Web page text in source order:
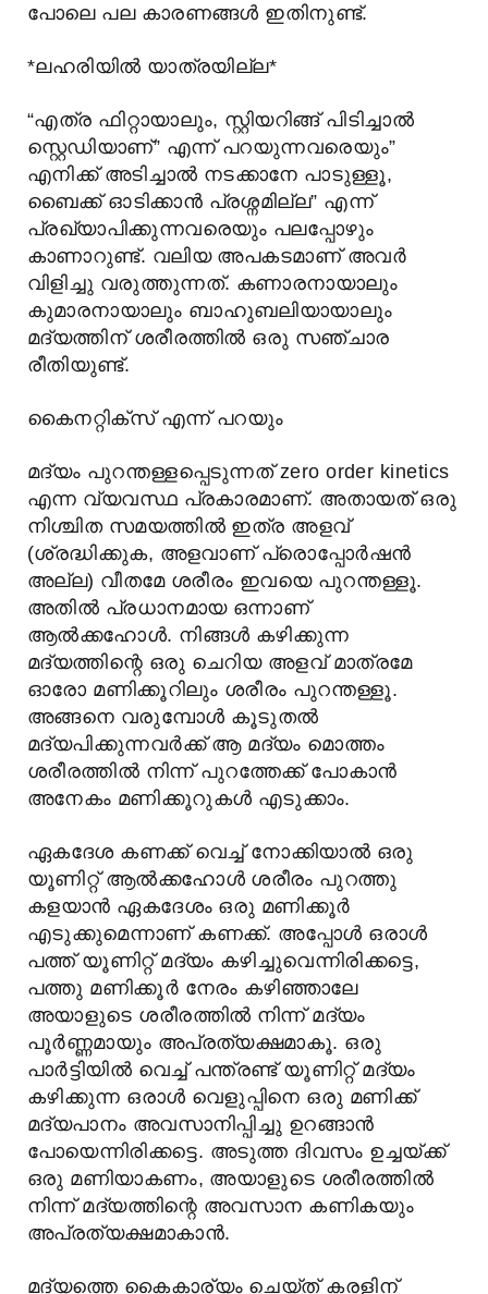
പോലെ പല കാരണങ്ങൾ ഇതിനുണ്ട്.
*ലഹരിയിൽ യാത്രയില്ല*
“എത്ര ഫിറ്റായാലും, സ്റ്റിയറിങ്ങ് പിടിച്ചാൽ
സ്റ്റെഡിയാണ്” എന്ന് പറയുന്നവരെയും”
എനിക്ക് അടിച്ചാൽ നടക്കാനേ പാടുള്ളൂ,
ബൈക്ക് ഓടിക്കാൻ പ്രശ്നമില്ല” എന്ന്
പ്രഖ്യാപിക്കുന്നവരെയും പലപ്പോഴും
കാണാറുണ്ട്. വലിയ അപകടമാണ് അവർ
വിളിച്ചു വരുത്തുന്നത്. കണാരനായാലും
കുമാരനായാലും ബാഹുബലിയായാലും
മദ്യത്തിന് ശരീരത്തിൽ ഒരു സഞ്ചാര
രീതിയുണ്ട്.
കൈനറ്റിക്സ് എന്ന് പറയും
മദ്യം പുറന്തള്ളപ്പെടുന്നത് zero order kinetics
എന്ന വ്യവസ്ഥ പ്രകാരമാണ്. അതായത് ഒരു
നിശ്ചിത സമയത്തിൽ ഇത്ര അളവ്
(ശ്രദ്ധിക്കുക, അളവാണ് പ്രൊപ്പോർഷൻ
അല്ല) വീതമേ ശരീരം ഇവയെ പുറന്തള്ളൂ.
അതിൽ പ്രധാനമായ ഒന്നാണ്
ആൽക്കഹോൾ. നിങ്ങൾ കഴിക്കുന്ന
മദ്യത്തിന്റെ ഒരു ചെറിയ അളവ് മാത്രമേ
ഓരോ മണിക്കൂറിലും ശരീരം പുറന്തള്ളൂ.
അങ്ങനെ വരുമ്പോൾ കൂടുതൽ
മദ്യപിക്കുന്നവർക്ക് ആ മദ്യം മൊത്തം
ശരീരത്തിൽ നിന്ന് പുറത്തേക്ക് പോകാൻ
അനേകം മണിക്കൂറുകൾ എടുക്കാം.
ഏകദേശ കണക്ക് വെച്ച് നോക്കിയാൽ ഒരു
യൂണിറ്റ് ആൽക്കഹോൾ ശരീരം പുറത്തു
കളയാൻ ഏകദേശം ഒരു മണിക്കൂർ
എടുക്കുമെന്നാണ് കണക്ക്. അപ്പോൾ ഒരാൾ
പത്ത് യൂണിറ്റ് മദ്യം കഴിച്ചുവെന്നിരിക്കട്ടെ,
പത്തു മണിക്കൂർ നേരം കഴിഞ്ഞാലേ
അയാളുടെ ശരീരത്തിൽ നിന്ന് മദ്യം
പൂർണ്ണമായും അപ്രത്യക്ഷമാകൂ. ഒരു
പാർട്ടിയിൽ വെച്ച് പന്ത്രണ്ട് യൂണിറ്റ് മദ്യം
കഴിക്കുന്ന ഒരാൾ വെളുപ്പിനെ ഒരു മണിക്ക്
മദ്യപാനം അവസാനിപ്പിച്ചു ഉറങ്ങാൻ
പോയെന്നിരിക്കട്ടെ. അടുത്ത ദിവസം ഉച്ചയ്ക്ക്
ഒരു മണിയാകണം, അയാളുടെ ശരീരത്തിൽ
നിന്ന് മദ്യത്തിന്റെ അവസാന കണികയും
അപ്രത്യക്ഷമാകാൻ.
മദ്യത്തെ കൈകാര്യം ചെയ്ത് കരളിന്